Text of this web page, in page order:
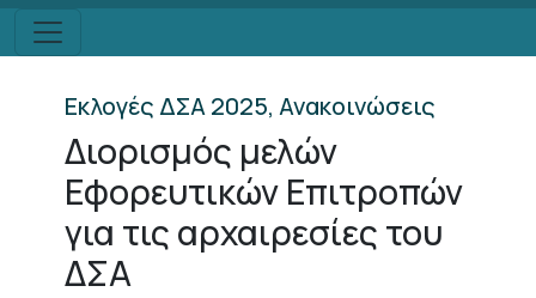
Εκλογές ΔΣΑ 2025, Ανακοινώσεις
Διορισμός μελών
Εφορευτικών Επιτροπών
για τις αρχαιρεσίες του
ΔΣΑ